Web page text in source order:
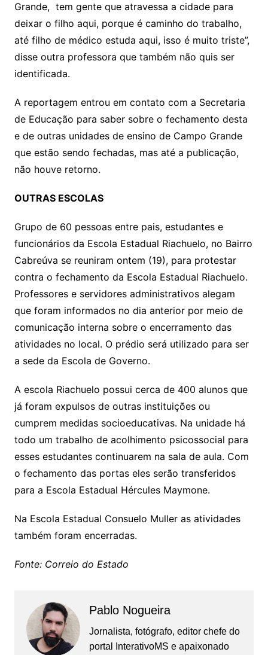
Grande, tem gente que atravessa a cidade para
deixar o filho aqui, porque é caminho do trabalho,
até filho de médico estuda aqui, isso é muito triste”,
disse outra professora que também não quis ser
identificada.
A reportagem entrou em contato com a Secretaria
de Educação para saber sobre o fechamento desta
e de outras unidades de ensino de Campo Grande
que estão sendo fechadas, mas até a publicação,
não houve retorno.
OUTRAS ESCOLAS
Grupo de 60 pessoas entre pais, estudantes e
funcionários da Escola Estadual Riachuelo, no Bairro
Cabreúva se reuniram ontem (19), para protestar
contra o fechamento da Escola Estadual Riachuelo.
Professores e servidores administrativos alegam
que foram informados no dia anterior por meio de
comunicação interna sobre o encerramento das
atividades no local. O prédio será utilizado para ser
a sede da Escola de Governo.
A escola Riachuelo possui cerca de 400 alunos que
já foram expulsos de outras instituições ou
cumprem medidas socioeducativas. Na unidade há
todo um trabalho de acolhimento psicossocial para
esses estudantes continuarem na sala de aula. Com
o fechamento das portas eles serão transferidos
para a Escola Estadual Hércules Maymone.
Na Escola Estadual Consuelo Muller as atividades
também foram encerradas.
Fonte: Correio do Estado
Pablo Nogueira
Jornalista, fotógrafo, editor chefe do
portal InterativoMS e apaixonado